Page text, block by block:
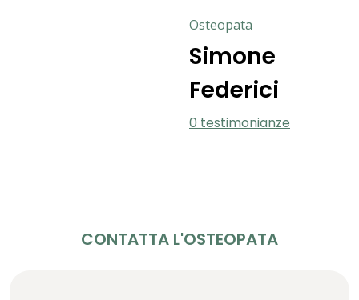
Osteopata
Simone
Federici
0 testimonianze
CONTATTA L'OSTEOPATA